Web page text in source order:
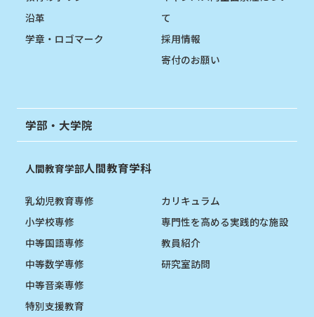
沿革
学章・ロゴマーク
て
採用情報
寄付のお願い
学部・大学院
人間教育学部人間教育学科
乳幼児教育専修
小学校専修
中等国語専修
中等数学専修
中等音楽専修
特別支援教育
カリキュラム
専門性を高める実践的な施設
教員紹介
研究室訪問